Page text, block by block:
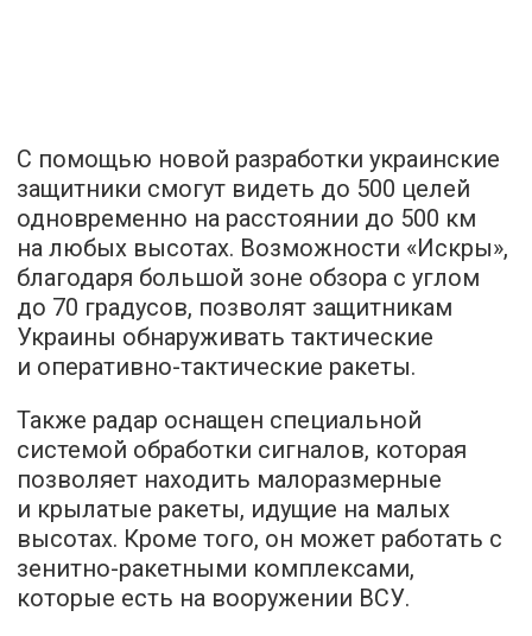
С помощью новой разработки украинские
защитники смогут видеть до 500 целей
одновременно на расстоянии до 500 км
на любых высотах. Возможности «Искры»,
благодаря большой зоне обзора с углом
до 70 градусов, позволят защитникам
Украины обнаруживать тактические
и оперативно-тактические ракеты.
Также радар оснащен специальной
системой обработки сигналов, которая
позволяет находить малоразмерные
и крылатые ракеты, идущие на малых
высотах. Кроме того, он может работать с
зенитно-ракетными комплексами,
которые есть на вооружении ВСУ.